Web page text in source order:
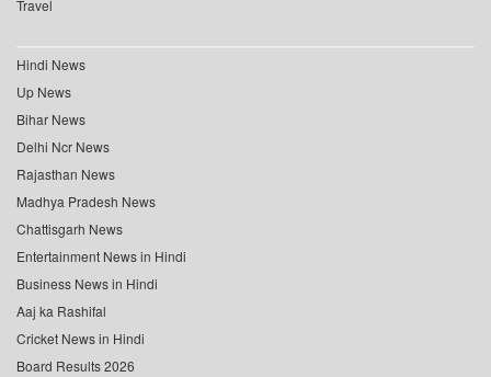
Travel
Hindi News
Up News
Bihar News
Delhi Ncr News
Rajasthan News
Madhya Pradesh News
Chattisgarh News
Entertainment News in Hindi
Business News in Hindi
Aaj ka Rashifal
Cricket News in Hindi
Board Results 2026